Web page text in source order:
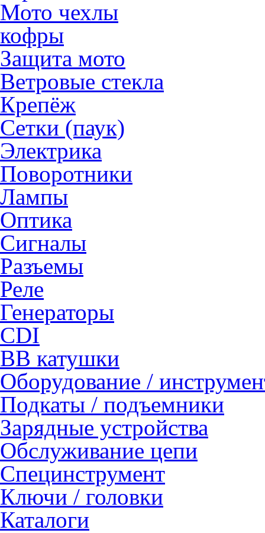
Мото чехлы
кофры
Защита мото
Ветровые стекла
Крепёж
Сетки (паук)
Электрика
Поворотники
Лампы
Оптика
Сигналы
Разъемы
Реле
Генераторы
CDI
ВВ катушки
Оборудование /
Подкаты / подъемники
Зарядные устройства
Обслуживание цепи
Специнструмент
Ключи / головки
Каталоги